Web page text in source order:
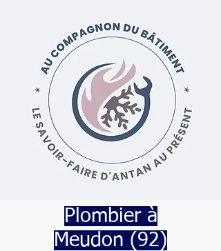
Plombier à
Meudon (92)